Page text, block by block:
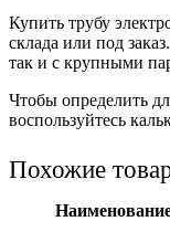
Купить трубу
склада или под
так и с крупными
Чтобы определить
воспользуйтесь
Похожие